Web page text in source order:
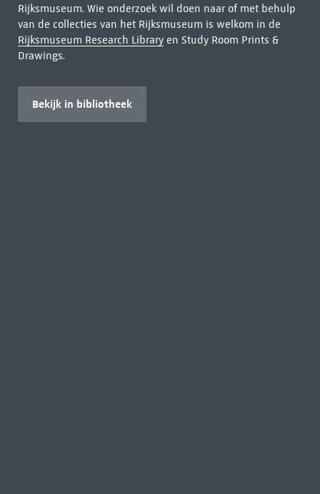
Rijksmuseum. Wie onderzoek wil doen naar of met behulp
van de collecties van het Rijksmuseum is welkom in de
Rijksmuseum Research Libraryen Study Room Prints &
Drawings.
Bekijk in bibliotheek